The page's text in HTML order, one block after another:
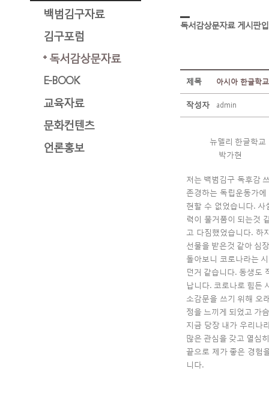
백범김구자료
김구포럼
독서감상문자료
E-BOOK
교육자료
문화컨텐츠
언론홍보
독서감상문자료 게시판
제목 아시아 한글학
작성자 admin
뉴델리 한글학교
박가현
저는 백범김구 독후감
존경하는 독립운동가에
현할 수 없었습니다. 사
력이 물거품이 되는것
고 다짐했었습니다. 하
선물을 받은것 같아 심
돌아보니 코로나라는
던거 같습니다.동생도
납니다. 코로나로 힘든
소감문을 쓰기 위해 오
정을느끼게 되었고 가
지금 당장 내가 우리나
많은관심을 갖고 열심히
끝으로 제가 좋은 경험
니다.